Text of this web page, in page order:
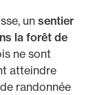
un sentier
la forêt de
ne sont
atteindre
randonnée